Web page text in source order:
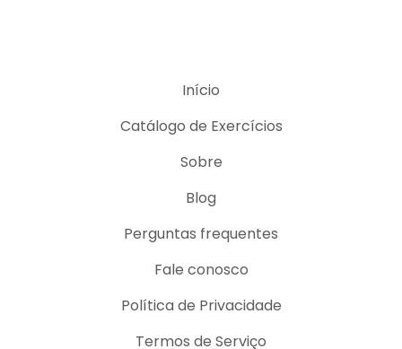
Início
Catálogo de Exercícios
Sobre
Blog
Perguntas frequentes
Fale conosco
Política de Privacidade
Termos de Serviço